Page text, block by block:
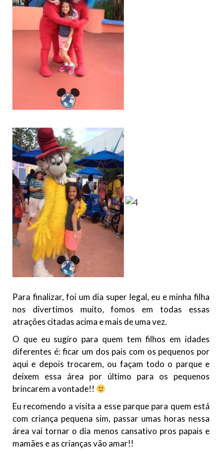
Para finalizar, foi um dia super legal, eu e minha filha
nos divertimos muito, fomos em todas essas
atrações citadas acima e mais de uma vez.
O que eu sugiro para quem tem filhos em idades
diferentes é: ficar um dos pais com os pequenos por
aqui e depois trocarem, ou façam todo o parque e
deixem essa área por último para os pequenos
brincarem a vontade!!
Eu recomendo a visita a esse parque para quem está
com criança pequena sim, passar umas horas nessa
área vai tornar o dia menos cansativo pros papais e
mamães e as crianças vão amar!!